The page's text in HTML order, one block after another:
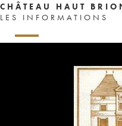
CHÂTEAU HAUT
LES INFORMATIONS